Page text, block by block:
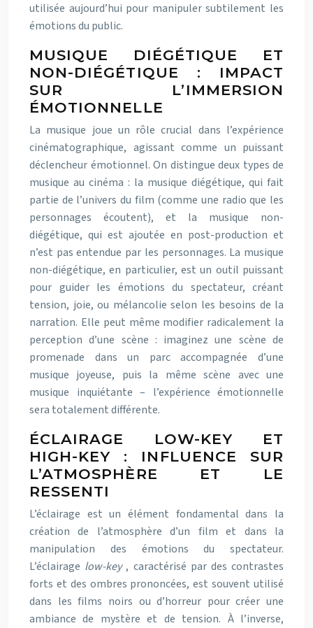
utilisée aujourd’hui pour manipuler subtilement les
émotions du public.
MUSIQUE DIÉGÉTIQUE ET
NON-DIÉGÉTIQUE : IMPACT
SUR L’IMMERSION
ÉMOTIONNELLE
La musique joue un rôle crucial dans l’expérience
cinématographique, agissant comme un puissant
déclencheur émotionnel. On distingue deux types de
musique au cinéma : la musique diégétique, qui fait
partie de l’univers du film (comme une radio que les
personnages écoutent), et la musique non-
diégétique, qui est ajoutée en post-production et
n’est pas entendue par les personnages. La musique
non-diégétique, en particulier, est un outil puissant
pour guider les émotions du spectateur, créant
tension, joie, ou mélancolie selon les besoins de la
narration. Elle peut même modifier radicalement la
perception d’une scène : imaginez une scène de
promenade dans un parc accompagnée d’une
musique joyeuse, puis la même scène avec une
musique inquiétante – l’expérience émotionnelle
sera totalement différente.
ÉCLAIRAGE LOW-KEY ET
HIGH-KEY : INFLUENCE SUR
L’ATMOSPHÈRE ET LE
RESSENTI
L’éclairage est un élément fondamental dans la
création de l’atmosphère d’un film et dans la
manipulation des émotions du spectateur.
L’éclairage low-key , caractérisé par des contrastes
forts et des ombres prononcées, est souvent utilisé
dans les films noirs ou d’horreur pour créer une
ambiance de mystère et de tension. À l’inverse,